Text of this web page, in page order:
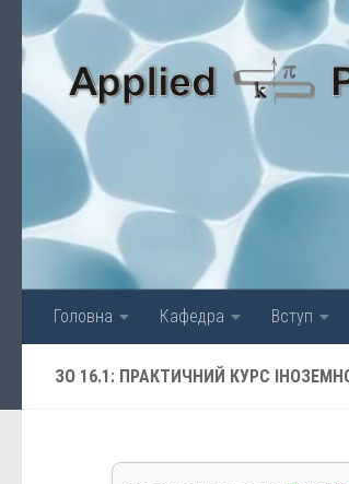
Skip to content
Головна Кафедра Вступ
ЗО 16.1: ПРАКТИЧНИЙ КУРС